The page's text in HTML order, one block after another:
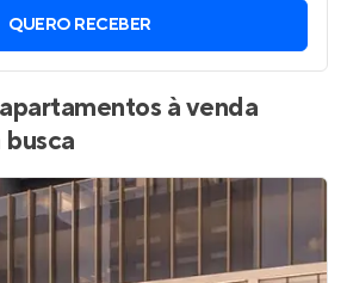
QUERO RECEBER
à venda
busca